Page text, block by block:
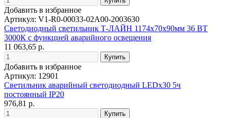
Добавить в избранное
Артикул: V1-R0-00033-02A00-2003630
Светодиодный светильник Т-ЛАЙН 1174х70х90мм 36 ВТ
3000К с функцией аварийного освещения
11 063,65 р.
Добавить в избранное
Артикул: 12901
Светильник аварийный светодиодный LEDх30 5ч
постоянный IP20
976,81 р.